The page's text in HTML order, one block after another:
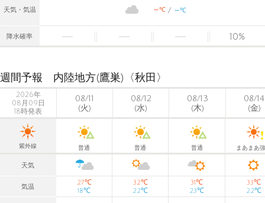
天気・気温 -℃ -℃
降水確率 10%
週間予報 内陸地方(鷹巣)〈秋田〉
2026年
08月09日
18時発表
08/11
(火)
08/12
(水)
08/13
(木)
08/14
(金)
紫外線 普通 普通 普通 まあまあ
天気
気温
27℃
18℃
32℃
22℃
31℃
23℃
33℃
22℃